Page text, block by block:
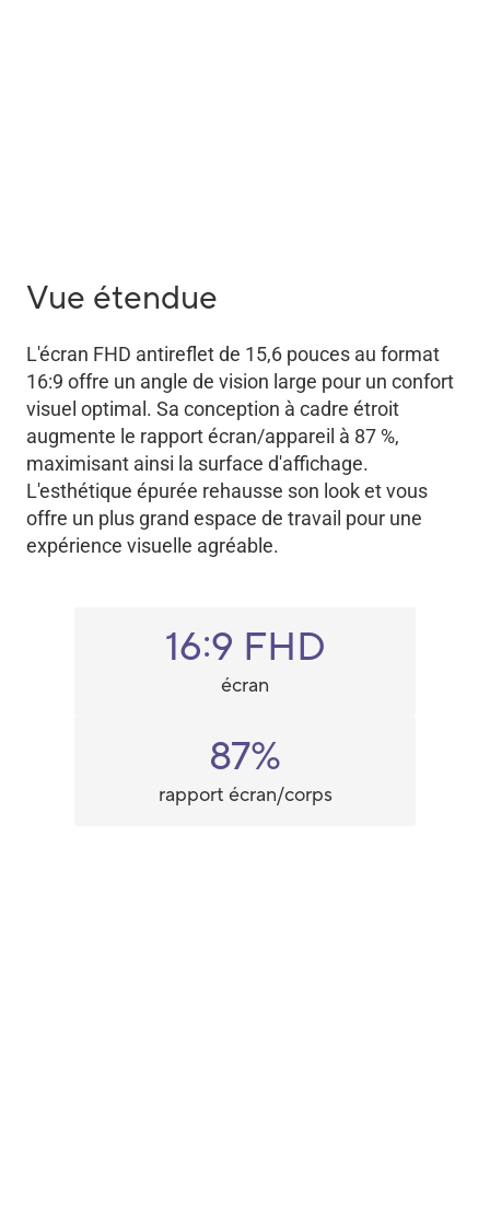
Vue étendue
L'écran FHD antireflet de 15,6 pouces au format
16:9 offre un angle de vision large pour un confort
visuel optimal. Sa conception à cadre étroit
augmente le rapport écran/appareil à 87 %,
maximisant ainsi la surface d'affichage.
L'esthétique épurée rehausse son look et vous
offre un plus grand espace de travail pour une
expérience visuelle agréable.
16:9 FHD
écran
87%
rapport écran/corps